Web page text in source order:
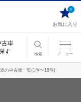
お気に入り
0
古車
す
検索 メニュー
の中古車一覧(1件〜18件)